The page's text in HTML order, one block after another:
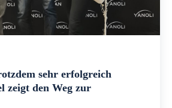
sehr erfolgreich
zeigt den Weg zur